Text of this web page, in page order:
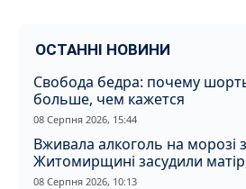
ОСТАННІ НОВИНИ
Свобода бедра: почему
больше, чем кажется
08 Серпня 2026, 15:44
Вживала алкоголь на морозі
Житомирщині засудили
дитина отримала
08 Серпня 2026, 10:13